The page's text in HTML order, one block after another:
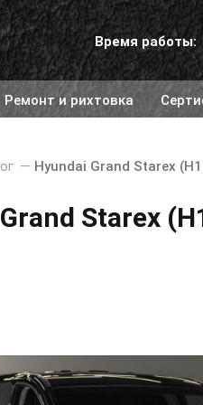
Время работы:
Ремонт и рихтовка
— Hyundai Grand Starex
Starex